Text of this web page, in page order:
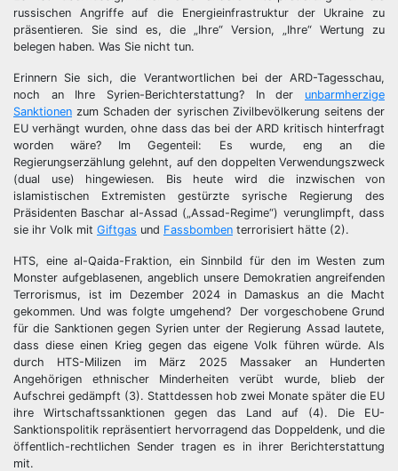
russischen Angriffe auf die Energieinfrastruktur der Ukraine zu
präsentieren. Sie sind es, die „Ihre“ Version, „Ihre“ Wertung zu
belegen haben. Was Sie nicht tun.
Erinnern Sie sich, die Verantwortlichen bei der ARD-Tagesschau,
noch an Ihre Syrien-Berichterstattung? In der unbarmherzige
Sanktionen zum Schaden der syrischen Zivilbevölkerung seitens der
EU verhängt wurden, ohne dass das bei der ARD kritisch hinterfragt
worden wäre? Im Gegenteil: Es wurde, eng an die
Regierungserzählung gelehnt, auf den doppelten Verwendungszweck
(dual use) hingewiesen. Bis heute wird die inzwischen von
islamistischen Extremisten gestürzte syrische Regierung des
Präsidenten Baschar al-Assad („Assad-Regime“) verunglimpft, dass
sie ihr Volk mit Giftgas und Fassbomben terrorisiert hätte (2).
HTS, eine al-Qaida-Fraktion, ein Sinnbild für den im Westen zum
Monster aufgeblasenen, angeblich unsere Demokratien angreifenden
Terrorismus, ist im Dezember 2024 in Damaskus an die Macht
gekommen. Und was folgte umgehend? Der vorgeschobene Grund
für die Sanktionen gegen Syrien unter der Regierung Assad lautete,
dass diese einen Krieg gegen das eigene Volk führen würde. Als
durch HTS-Milizen im März 2025 Massaker an Hunderten
Angehörigen ethnischer Minderheiten verübt wurde, blieb der
Aufschrei gedämpft (3). Stattdessen hob zwei Monate später die EU
ihre Wirtschaftssanktionen gegen das Land auf (4). Die EU-
Sanktionspolitik repräsentiert hervorragend das Doppeldenk, und die
öffentlich-rechtlichen Sender tragen es in ihrer Berichterstattung
mit.